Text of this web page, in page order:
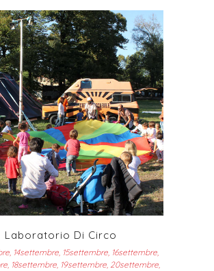
Laboratorio Di Circo
14settembre, 15settembre, 16settembre,
18settembre, 19settembre, 20settembre,